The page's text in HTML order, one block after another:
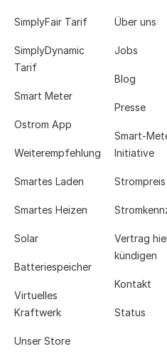
SimplyFair Tarif
SimplyDynamic
Tarif
Smart Meter
Ostrom App
Weiterempfehlung
Smartes Laden
Smartes Heizen
Solar
Batteriespeicher
Virtuelles
Kraftwerk
Unser Store
Über uns
Jobs
Blog
Presse
Smart-
Initiative
Strompreis
Vertrag
kündigen
Kontakt
Status